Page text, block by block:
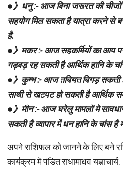
●》धनु :- आज बिना जरूरत की चीजों
सहयोग मिल सकता है यात्रा करने से
है.
●》मकर :- आज सहकर्मियों का आप पर
गड़बड़ रह सकती है आर्थिक हानि के
●》कुम्भ :- आज तबियत बिगड़ सकती
साथी से खटपट हो सकती है आर्थिक
●》मीन :- आज घरेलु मामलों मे
सकती है व्यापार में धन हानि के चांस है
अपने राशिफल को जानने के लिए बने
कार्यक्रम में पंडित राधामाधव यज्ञाचार्य.